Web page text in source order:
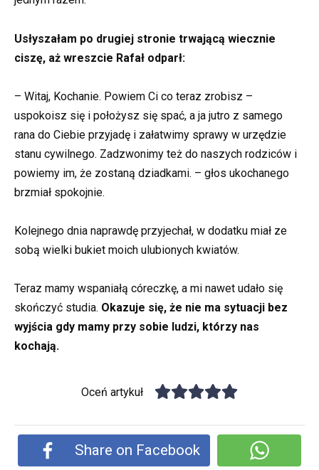
Usłyszałam po drugiej stronie trwającą wiecznie
ciszę, aż wreszcie Rafał odparł:
– Witaj, Kochanie. Powiem Ci co teraz zrobisz –
uspokoisz się i położysz się spać, a ja jutro z samego
rana do Ciebie przyjadę i załatwimy sprawy w urzędzie
stanu cywilnego. Zadzwonimy też do naszych rodziców i
powiemy im, że zostaną dziadkami. – głos ukochanego
brzmiał spokojnie.
Kolejnego dnia naprawdę przyjechał, w dodatku miał ze
sobą wielki bukiet moich ulubionych kwiatów.
Teraz mamy wspaniałą córeczkę, a mi nawet udało się
skończyć studia. Okazuje się, że nie ma sytuacji bez
wyjścia gdy mamy przy sobie ludzi, którzy nas
kochają.
Oceń artykuł
Share on Facebook